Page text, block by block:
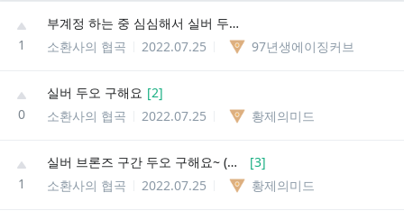
1
부계정 하는 중 심심해서 실버 두오 그해요~~
소환사의 협곡
2022.07.25 97년생에이징커브
0
실버 두오 구해요 [2]
소환사의 협곡
2022.07.25 황제의미드
1
실버 브론즈 구간 두오 구해요~ (본인 부계) [3]
소환사의 협곡
2022.07.25 황제의미드